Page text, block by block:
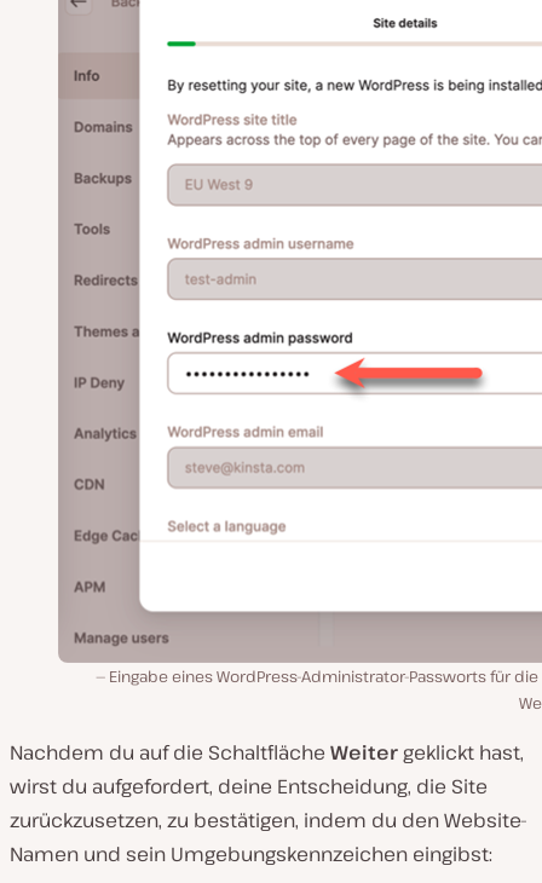
Eingabe eines WordPress-Administrator-Passworts für
Nachdem du auf die Schaltfläche Weiter geklickt hast,
wirst du aufgefordert, deine Entscheidung, die Site
zurückzusetzen, zu bestätigen, indem du den Website-
Namen und sein Umgebungskennzeichen eingibst: